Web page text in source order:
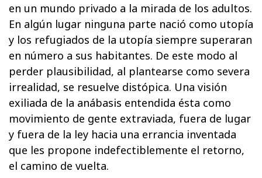
en un mundo privado a la mirada de los adultos.
En algún lugar ninguna parte nació como utopía
y los refugiados de la utopía siempre superaran
en número a sus habitantes. De este modo al
perder plausibilidad, al plantearse como severa
irrealidad, se resuelve distópica. Una visión
exiliada de la anábasis entendida ésta como
movimiento de gente extraviada, fuera de lugar
y fuera de la ley hacia una errancia inventada
que les propone indefectiblemente el retorno,
el camino de vuelta.